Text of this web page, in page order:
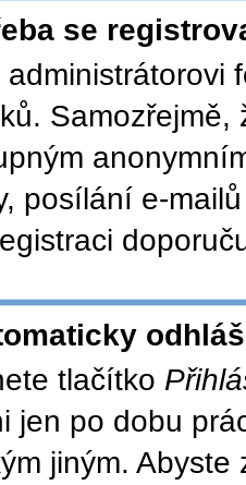
se
posílání e-
tlačítko
jen po dobu
jiným.